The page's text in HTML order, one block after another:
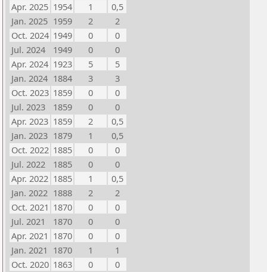
Apr. 2025 1954 1
0,5
Jan. 2025 1959 2
2
Oct. 2024 1949 0
0
Jul. 2024
1949 0
0
Apr. 2024 1923 5
5
Jan. 2024 1884 3
3
Oct. 2023 1859 0
0
Jul. 2023
1859 0
0
Apr. 2023 1859 2
0,5
Jan. 2023 1879 1
0,5
Oct. 2022 1885 0
0
Jul. 2022
1885 0
0
Apr. 2022 1885 1
0,5
Jan. 2022 1888 2
2
Oct. 2021 1870 0
0
Jul. 2021
1870 0
0
Apr. 2021 1870 0
0
Jan. 2021 1870 1
1
Oct. 2020 1863 0
0